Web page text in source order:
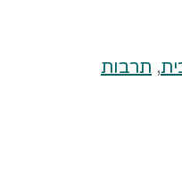
, תרבות